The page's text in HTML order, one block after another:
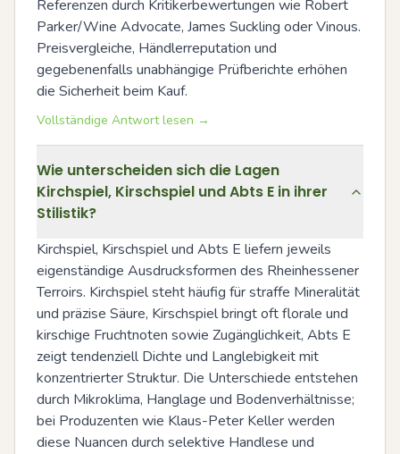
Referenzen durch Kritikerbewertungen wie Robert
Parker/Wine Advocate, James Suckling oder Vinous.
Preisvergleiche, Händlerreputation und
gegebenenfalls unabhängige Prüfberichte erhöhen
die Sicherheit beim Kauf.
Vollständige Antwort lesen →
Wie unterscheiden sich die Lagen
Kirchspiel, Kirschspiel und Abts E in ihrer
Stilistik?
Kirchspiel, Kirschspiel und Abts E liefern jeweils
eigenständige Ausdrucksformen des Rheinhessener
Terroirs. Kirchspiel steht häufig für straffe Mineralität
und präzise Säure, Kirschspiel bringt oft florale und
kirschige Fruchtnoten sowie Zugänglichkeit, Abts E
zeigt tendenziell Dichte und Langlebigkeit mit
konzentrierter Struktur. Die Unterschiede entstehen
durch Mikroklima, Hanglage und Bodenverhältnisse;
bei Produzenten wie Klaus-Peter Keller werden
diese Nuancen durch selektive Handlese und